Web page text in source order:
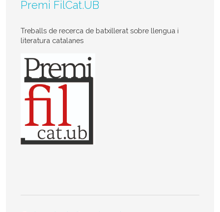
Premi FilCat.UB
Treballs de recerca de batxillerat sobre llengua i
literatura catalanes